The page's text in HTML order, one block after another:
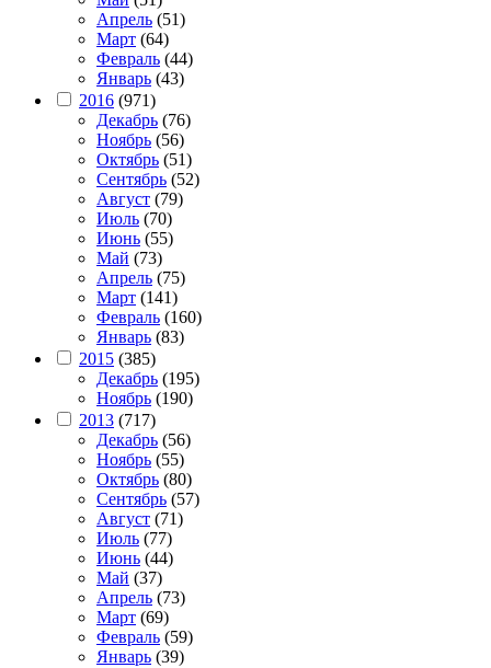
Апрель (51)
Март (64)
Февраль (44)
Январь (43)
2016 (971)
Декабрь (76)
Ноябрь (56)
Октябрь (51)
Сентябрь (52)
Август (79)
Июль (70)
Июнь (55)
Май (73)
Апрель (75)
Март (141)
Февраль (160)
Январь (83)
2015 (385)
Декабрь (195)
Ноябрь (190)
2013 (717)
Декабрь (56)
Ноябрь (55)
Октябрь (80)
Сентябрь (57)
Август (71)
Июль (77)
Июнь (44)
Май (37)
Апрель (73)
Март (69)
Февраль (59)
Январь (39)